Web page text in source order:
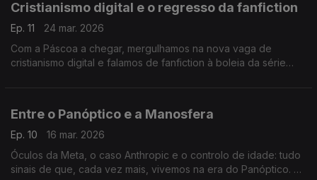
Cristianismo digital e o regresso da fanfiction
Ep. 11
24 mar. 2026
Com a Páscoa a chegar, mergulhamos na nova vaga de
cristianismo digital e falamos de fanfiction à boleia da série
Entre o Panóptico e a Manosfera
Ep. 10
16 mar. 2026
Óculos da Meta, o caso Anthropic e o controlo de idade: tudo
sinais de que, cada vez mais, vivemos na era do Panóptico. À